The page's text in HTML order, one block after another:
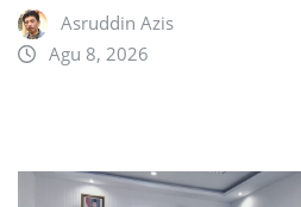
Asruddin Azis
Agu 8, 2026